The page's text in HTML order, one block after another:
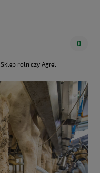
0
Sklep rolniczy Agrel